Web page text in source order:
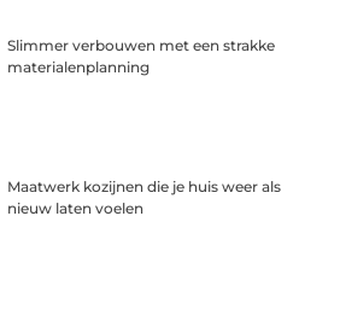
Slimmer verbouwen met een strakke
materialenplanning
Maatwerk kozijnen die je huis weer als
nieuw laten voelen